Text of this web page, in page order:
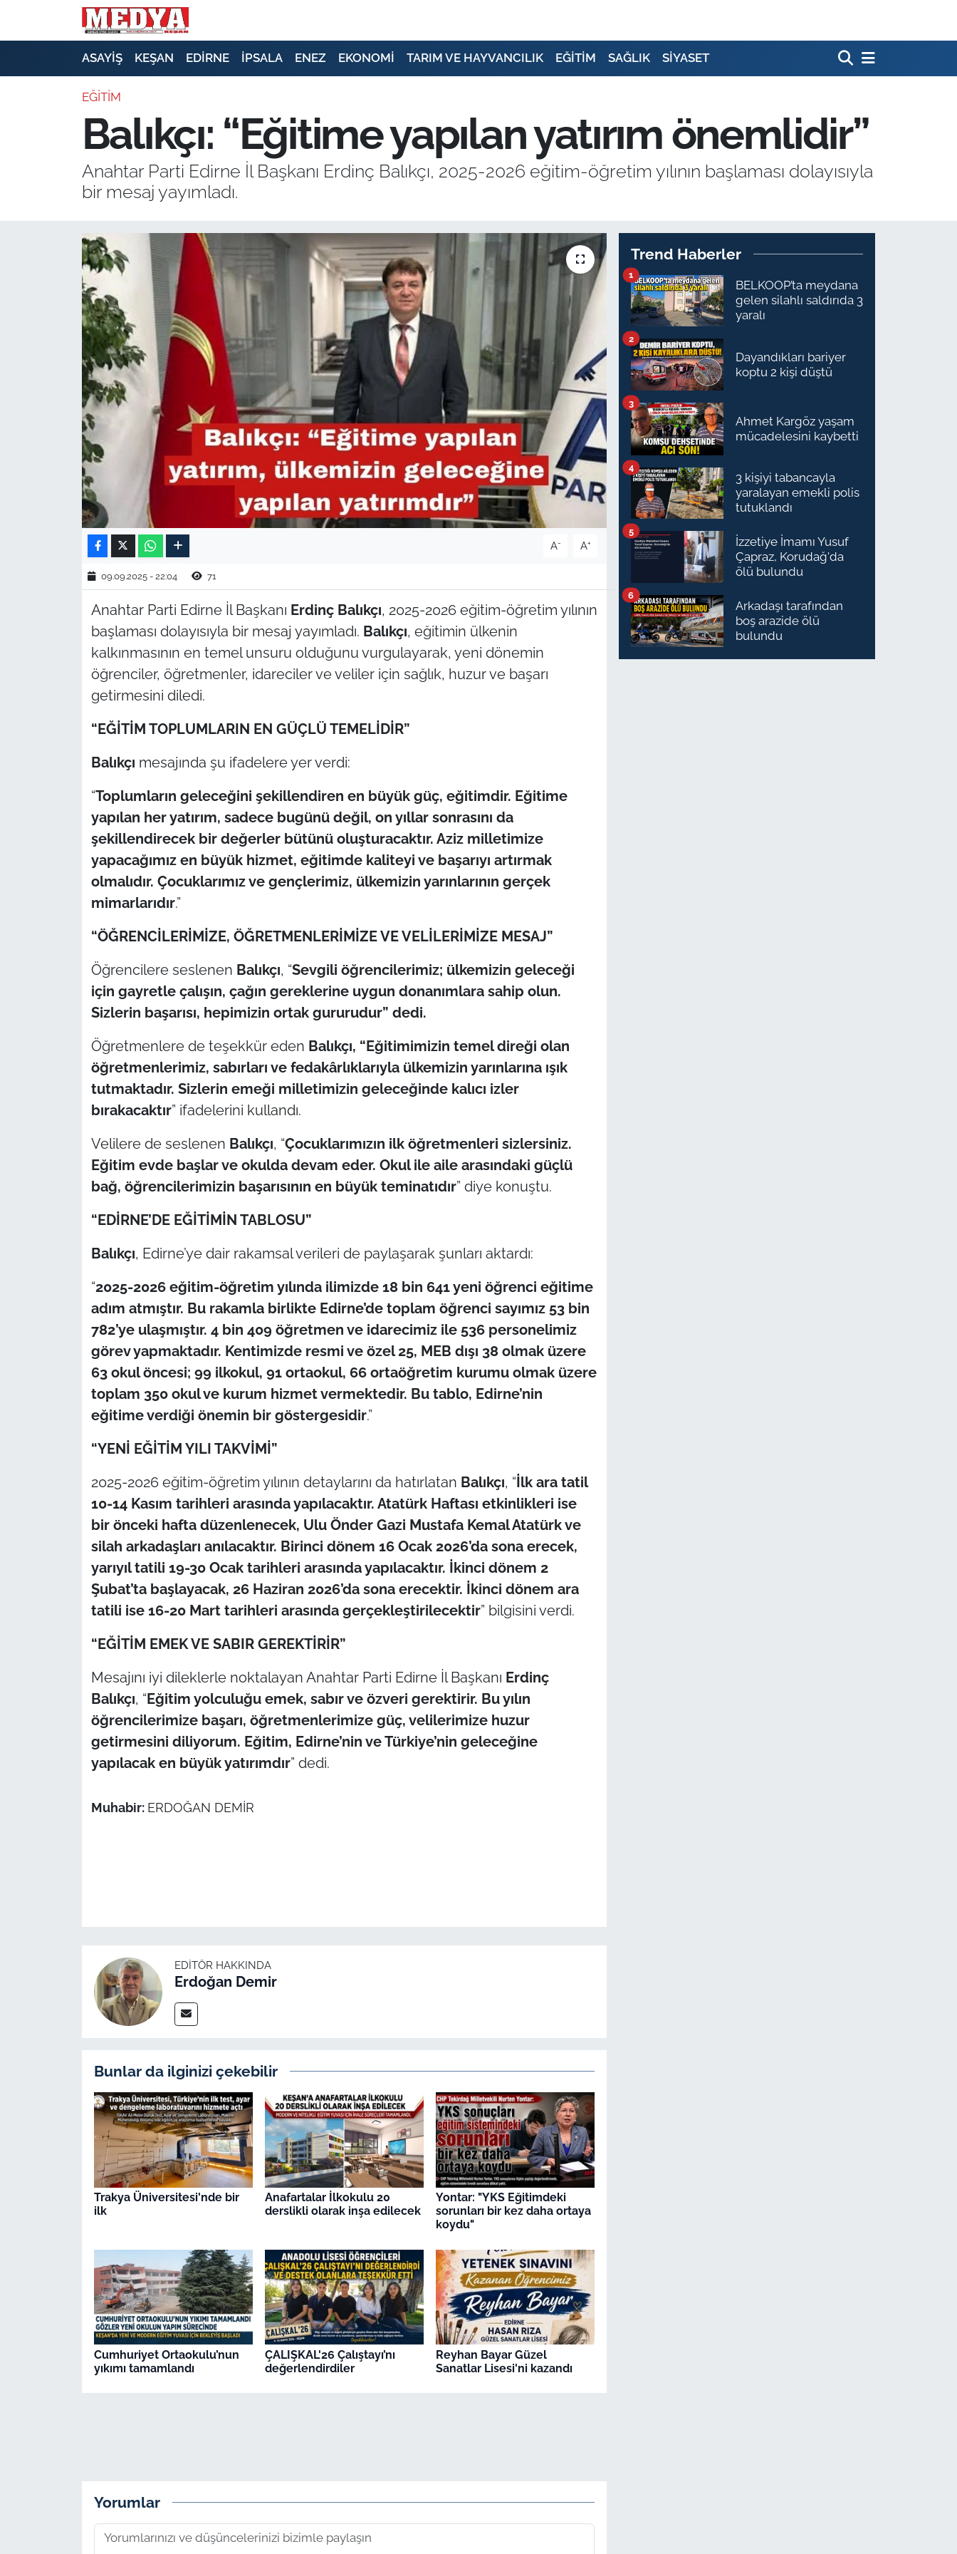
ASAYİŞ KEŞAN EDİRNE İPSALA ENEZ EKONOMİ TARIM VE HAYVANCILIK EĞİTİM SAĞLIK SİYASET
EĞİTİM
Balıkçı: “Eğitime yapılan yatırım önemlidir”
Anahtar Parti Edirne İl Başkanı Erdinç Balıkçı, 2025-2026 eğitim-öğretim yılının başlaması dolayısıyla
bir mesaj yayımladı.
A- A+
09.09.2025 - 22:04 71
Anahtar Parti Edirne İl Başkanı Erdinç Balıkçı, 2025-2026 eğitim-öğretim yılının
başlaması dolayısıyla bir mesaj yayımladı. Balıkçı, eğitimin ülkenin
kalkınmasının en temel unsuru olduğunu vurgulayarak, yeni dönemin
öğrenciler, öğretmenler, idareciler ve veliler için sağlık, huzur ve başarı
getirmesini diledi.
“EĞİTİM TOPLUMLARIN EN GÜÇLÜ TEMELİDİR”
Balıkçı mesajında şu ifadelere yer verdi:
“Toplumların geleceğini şekillendiren en büyük güç, eğitimdir. Eğitime
yapılan her yatırım, sadece bugünü değil, on yıllar sonrasını da
şekillendirecek bir değerler bütünü oluşturacaktır. Aziz milletimize
yapacağımız en büyük hizmet, eğitimde kaliteyi ve başarıyı artırmak
olmalıdır. Çocuklarımız ve gençlerimiz, ülkemizin yarınlarının gerçek
mimarlarıdır.”
“ÖĞRENCİLERİMİZE, ÖĞRETMENLERİMİZE VE VELİLERİMİZE MESAJ”
Öğrencilere seslenen Balıkçı, “Sevgili öğrencilerimiz; ülkemizin geleceği
için gayretle çalışın, çağın gereklerine uygun donanımlara sahip olun.
Sizlerin başarısı, hepimizin ortak gururudur” dedi.
Öğretmenlere de teşekkür eden Balıkçı, “Eğitimimizin temel direği olan
öğretmenlerimiz, sabırları ve fedakârlıklarıyla ülkemizin yarınlarına ışık
tutmaktadır. Sizlerin emeği milletimizin geleceğinde kalıcı izler
bırakacaktır” ifadelerini kullandı.
Velilere de seslenen Balıkçı, “Çocuklarımızın ilk öğretmenleri sizlersiniz.
Eğitim evde başlar ve okulda devam eder. Okul ile aile arasındaki güçlü
bağ, öğrencilerimizin başarısının en büyük teminatıdır” diye konuştu.
“EDİRNE’DE EĞİTİMİN TABLOSU”
Balıkçı, Edirne’ye dair rakamsal verileri de paylaşarak şunları aktardı:
“2025-2026 eğitim-öğretim yılında ilimizde 18 bin 641 yeni öğrenci eğitime
adım atmıştır. Bu rakamla birlikte Edirne’de toplam öğrenci sayımız 53 bin
782’ye ulaşmıştır. 4 bin 409 öğretmen ve idarecimiz ile 536 personelimiz
görev yapmaktadır. Kentimizde resmi ve özel 25, MEB dışı 38 olmak üzere
63 okul öncesi; 99 ilkokul, 91 ortaokul, 66 ortaöğretim kurumu olmak üzere
toplam 350 okul ve kurum hizmet vermektedir. Bu tablo, Edirne’nin
eğitime verdiği önemin bir göstergesidir.”
“YENİ EĞİTİM YILI TAKVİMİ”
2025-2026 eğitim-öğretim yılının detaylarını da hatırlatan Balıkçı, “İlk ara tatil
10-14 Kasım tarihleri arasında yapılacaktır. Atatürk Haftası etkinlikleri ise
bir önceki hafta düzenlenecek, Ulu Önder Gazi Mustafa Kemal Atatürk ve
silah arkadaşları anılacaktır. Birinci dönem 16 Ocak 2026’da sona erecek,
yarıyıl tatili 19-30 Ocak tarihleri arasında yapılacaktır. İkinci dönem 2
Şubat’ta başlayacak, 26 Haziran 2026’da sona erecektir. İkinci dönem ara
tatili ise 16-20 Mart tarihleri arasında gerçekleştirilecektir” bilgisini verdi.
“EĞİTİM EMEK VE SABIR GEREKTİRİR”
Mesajını iyi dileklerle noktalayan Anahtar Parti Edirne İl Başkanı Erdinç
Balıkçı, “Eğitim yolculuğu emek, sabır ve özveri gerektirir. Bu yılın
öğrencilerimize başarı, öğretmenlerimize güç, velilerimize huzur
getirmesini diliyorum. Eğitim, Edirne’nin ve Türkiye’nin geleceğine
yapılacak en büyük yatırımdır” dedi.
Muhabir: ERDOĞAN DEMİR
EDITÖR HAKKINDA
Erdoğan Demir
Bunlar da ilginizi çekebilir
Trakya Üniversitesi'nde bir
ilk
Anafartalar İlkokulu 20
derslikli olarak inşa edilecek
Yontar: "YKS Eğitimdeki
sorunları bir kez daha ortaya
koydu"
Cumhuriyet Ortaokulu’nun
yıkımı tamamlandı
ÇALIŞKAL'26 Çalıştayı’nı
değerlendirdiler
Reyhan Bayar Güzel
Sanatlar Lisesi'ni kazandı
Yorumlar
Trend Haberler
BELKOOP’ta meydana
gelen silahlı saldırıda 3
yaralı
1
Dayandıkları bariyer
koptu 2 kişi düştü
2
Ahmet Kargöz yaşam
mücadelesini kaybetti
3
3 kişiyi tabancayla
yaralayan emekli polis
tutuklandı
4
İzzetiye İmamı Yusuf
Çapraz, Korudağ'da
ölü bulundu
5
Arkadaşı tarafından
boş arazide ölü
bulundu
6
E-GAZETE
SİYASET
GÜNDEM
EKONOMİ
SAĞLIK
EĞİTİM
TARIM VE HAYVANCILIK
KÜLTÜR SANAT
RESMİ İLAN
EDİRNE
ÇANAKKALE
TÜRKİYE
Flaş Haber
Dış Haberler
İş Dünyası
Bilim Teknoloji
English News
Canlı Maç
Gündem-Eğitim